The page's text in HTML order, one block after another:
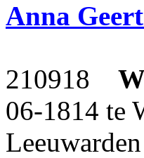
Anna
210918
06-1814 te